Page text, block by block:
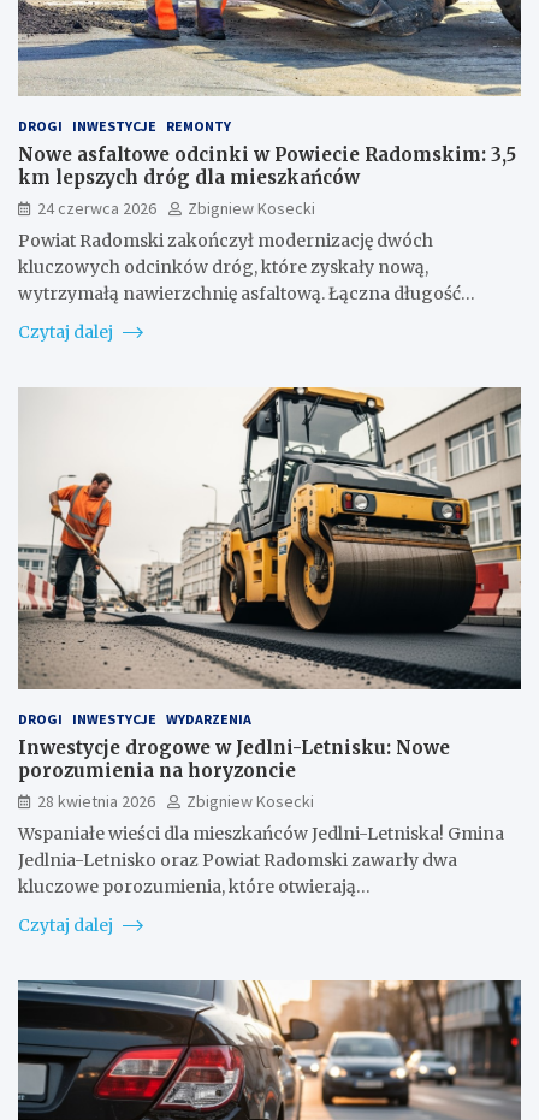
DROGI INWESTYCJE REMONTY
Nowe asfaltowe odcinki w Powiecie Radomskim: 3,5
km lepszych dróg dla mieszkańców
24 czerwca 2026
Zbigniew Kosecki
Powiat Radomski zakończył modernizację dwóch
kluczowych odcinków dróg, które zyskały nową,
wytrzymałą nawierzchnię asfaltową. Łączna długość…
Czytaj dalej
DROGI INWESTYCJE WYDARZENIA
Inwestycje drogowe w Jedlni-Letnisku: Nowe
porozumienia na horyzoncie
28 kwietnia 2026
Zbigniew Kosecki
Wspaniałe wieści dla mieszkańców Jedlni-Letniska! Gmina
Jedlnia-Letnisko oraz Powiat Radomski zawarły dwa
kluczowe porozumienia, które otwierają…
Czytaj dalej